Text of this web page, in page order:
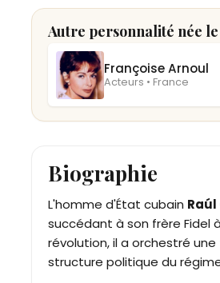
Autre personnalité née le
Françoise Arnoul
Acteurs • France
Biographie
L'homme d'État cubain
succédant à son frère Fidel
révolution, il a orchestré
structure politique du